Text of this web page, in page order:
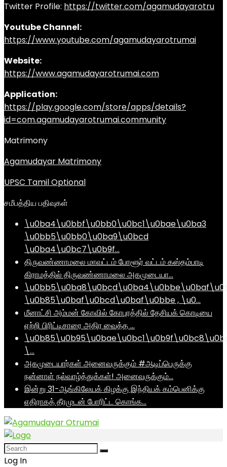
Twitter Profile: https://twitter.com/agamudayarotru
Youtube Channel:
https://www.youtube.com/agamudayarotrumai
Website:
https://www.agamudayarotrumai.com
Application:
https://play.google.com/store/apps/details?
id=com.agamudayarotrumai.community
Matrimony
Agamudayar Matrimony
UPSC Tamil Optional
சமீபத்திய பதிவுகள்
\u0ba4\u0bbf\u0bb0\u0bc1\u0bae\u0ba3
\u0bb5\u0bb0\u0ba9\u0bcd
\u0ba4\u0bc7\u0b9f…
திருவண்ணாமலை மாவட்டம் போளூர் வட்டம் கஸ்தம்பாடி
கிராமத்தில் திருவண்ணாமலை அகமுடையா…
\u0b85\u0baf\u0bcd\u0baf\u0bbe , \u0…
மீனாட்சி அம்மன் கோவில் கோபுரத்தில் தேசியக் கொடியை
ஏற்றி பிரிட்டிசாரை அதிர வைத்த …
\…
அகமுடையார்கள் அனைவருக்கும் #ஆடிப்பெருக்கு
நன்னாள் நல்வாழ்த்துக்கள்! அனைவருக்கும்…
இன்று 31-ஆங்கிலேயக் கிழக்கு இந்தியக் கம்பெனிக்கு
எதிராகத் தீரமுடன் போரிட்ட கொங்க…
Log In